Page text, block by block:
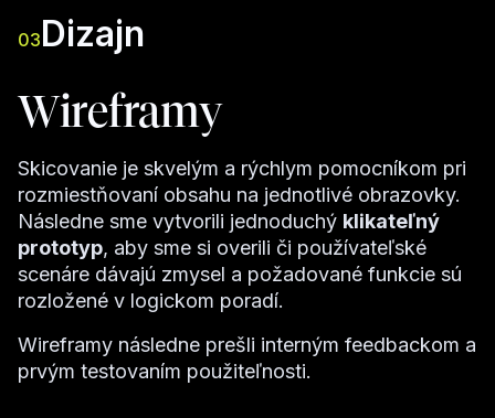
03Dizajn
Wireframy
Skicovanie je skvelým a rýchlym pomocníkom pri
rozmiestňovaní obsahu na jednotlivé obrazovky.
Následne sme vytvorili jednoduchý klikateľný
prototyp, aby sme si overili či používateľské
scenáre dávajú zmysel a požadované funkcie sú
rozložené v logickom poradí.
Wireframy následne prešli interným feedbackom a
prvým testovaním použiteľnosti.